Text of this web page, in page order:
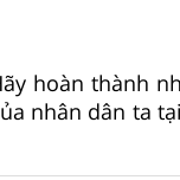
hoàn thành
nhân dân ta